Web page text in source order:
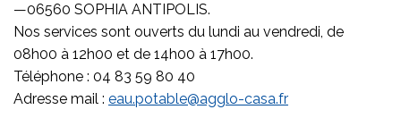
—06560 SOPHIA ANTIPOLIS.
Nos services sont ouverts du lundi au vendredi, de
08h00 à 12h00 et de 14h00 à 17h00.
Téléphone : 04 83 59 80 40
Adresse mail : eau.potable@agglo-casa.fr